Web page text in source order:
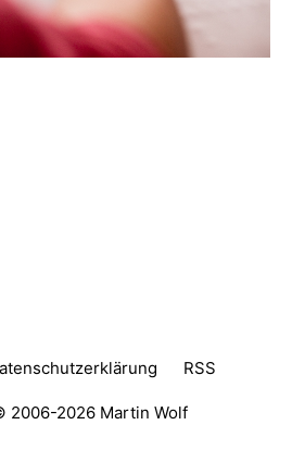
RSS
2006-2026 Martin Wolf